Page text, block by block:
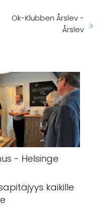
Ok-Klubben Årslev -
Årslev
- Helsinge
kaikille